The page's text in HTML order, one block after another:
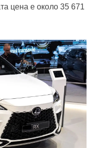
цена е около 35 671